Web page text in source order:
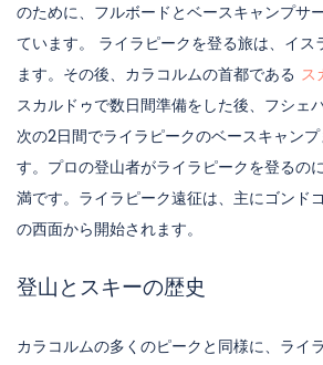
のために、フルボードとベースキャンプサ
ています。
ライラピークを登る旅は、イス
ます。その後、カラコルムの首都である ス
スカルドゥで数日間準備をした後、フシェ
次の2日間でライラピークのベースキャン
す。プロの登山者がライラピークを登るの
満です。ライラピーク遠征は、主にゴンド
の西面から開始されます。
登山とスキーの歴史
カラコルムの多くのピークと同様に、ライ